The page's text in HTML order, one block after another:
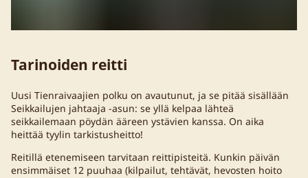
Tarinoiden reitti
Uusi Tienraivaajien polku on avautunut, ja se pitää sisällään
Seikkailujen jahtaaja -asun: se yllä kelpaa lähteä
seikkailemaan pöydän ääreen ystävien kanssa. On aika
heittää tyylin tarkistusheitto!
Reitillä etenemiseen tarvitaan reittipisteitä. Kunkin päivän
ensimmäiset 12 puuhaa (kilpailut, tehtävät, hevosten hoito